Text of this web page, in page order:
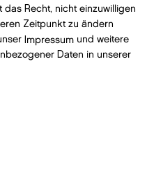
Recht, nicht einzuwilligen
Zeitpunkt zu ändern
Impressum und weitere
Daten in unserer